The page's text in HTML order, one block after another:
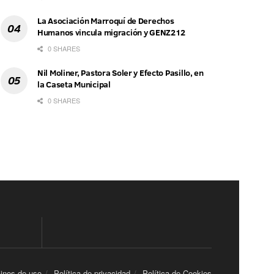
La Asociación Marroquí de Derechos
Humanos vincula migración y GENZ212
0 SHARES
Nil Moliner, Pastora Soler y Efecto Pasillo, en
la Caseta Municipal
0 SHARES